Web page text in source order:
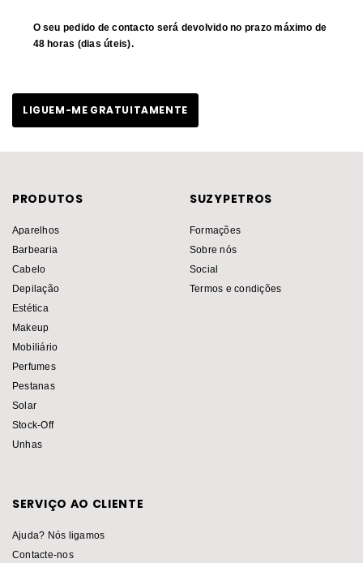
O seu pedido de contacto será devolvido no prazo máximo de
48 horas (dias úteis).
PRODUTOS
Aparelhos
Barbearia
Cabelo
Depilação
Estética
Makeup
Mobiliário
Perfumes
Pestanas
Solar
Stock-Off
Unhas
SUZYPETROS
Formações
Sobre nós
Social
Termos e condições
SERVIÇO AO CLIENTE
Ajuda? Nós ligamos
Contacte-nos